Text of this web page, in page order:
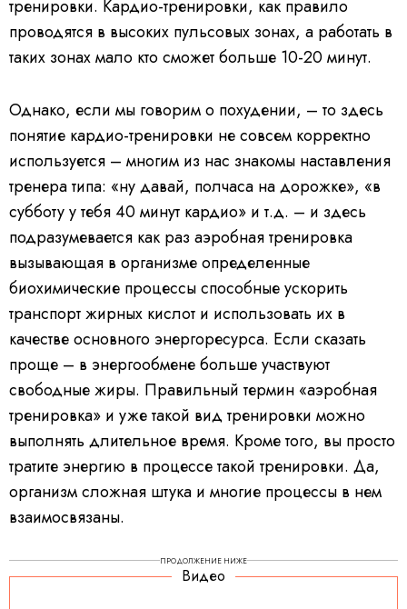
тренировки. Кардио-тренировки, как правило
проводятся в высоких пульсовых зонах, а работать в
таких зонах мало кто сможет больше 10-20 минут.
Однако, если мы говорим о похудении, – то здесь
понятие кардио-тренировки не совсем корректно
используется – многим из нас знакомы наставления
тренера типа: «ну давай, полчаса на дорожке», «в
субботу у тебя 40 минут кардио» и т.д. – и здесь
подразумевается как раз аэробная тренировка
вызывающая в организме определенные
биохимические процессы способные ускорить
транспорт жирных кислот и использовать их в
качестве основного энергоресурса. Если сказать
проще – в энергообмене больше участвуют
свободные жиры. Правильный термин «аэробная
тренировка» и уже такой вид тренировки можно
выполнять длительное время. Кроме того, вы просто
тратите энергию в процессе такой тренировки. Да,
организм сложная штука и многие процессы в нем
взаимосвязаны.
ПРОДОЛЖЕНИЕ НИЖЕ
Видео